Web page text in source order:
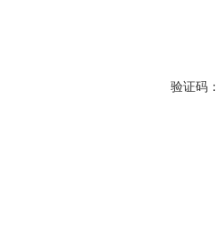
验证码：